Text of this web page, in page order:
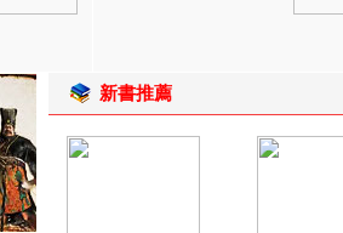
新書推薦